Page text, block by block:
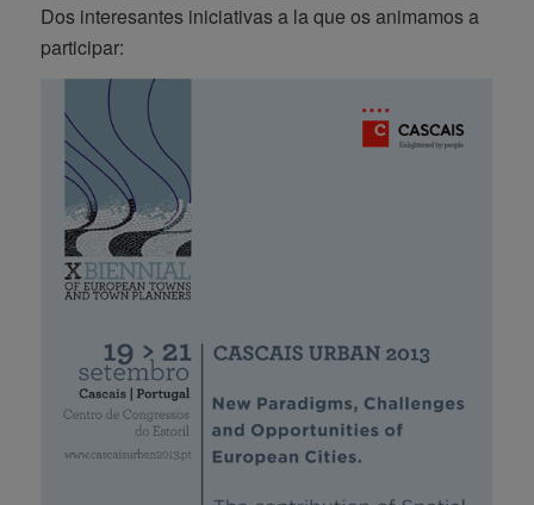
Dos interesantes iniciativas a la que os animamos a
participar: